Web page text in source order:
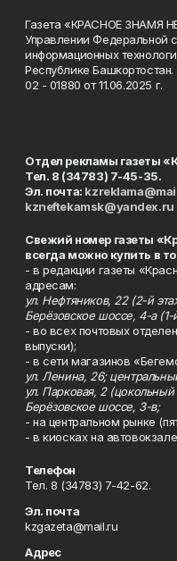
Газета «КРАСНОЕ ЗНАМЯ
Управлении Федеральной
информационных
Республике
02 - 01880 от 11.06.2025 г.
Отдел рекламы газеты
Тел. 8 (34783) 7-45-35.
Эл. почта:
kzneftekamsk@yandex.ru
Свежий номер газеты
всегда можно купить в
- в редакции газеты
адресам:
ул. Нефтяников, 22 (2-й
Берёзовское шоссе, 4-а (1-
- во всех почтовых
выпуски);
- в сети магазинов
ул. Ленина, 26;
ул. Парковая, 2
Берёзовское шоссе, 3-в;
- на центральном рынке
- в киосках на
Телефон
Тел. 8 (34783) 7-42-62.
Эл. почта
kzgazeta@mail.ru
Адрес